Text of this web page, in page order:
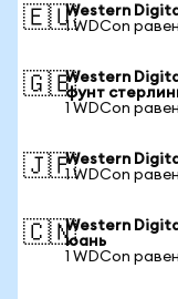
🇪🇺Western
1 WDCon
🇬🇧Western
фунт
1 WDCon
🇯🇵Western
1 WDCon
🇨🇳Western
юань
1 WDCon